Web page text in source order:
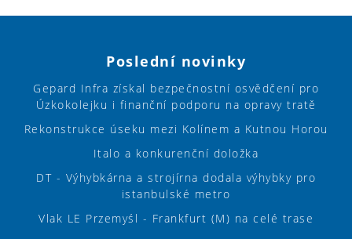
Poslední novinky
Gepard Infra získal bezpečnostní osvědčení pro
Úzkokolejku i finanční podporu na opravy tratě
Rekonstrukce úseku mezi Kolínem a Kutnou Horou
Italo a konkurenční doložka
DT - Výhybkárna a strojírna dodala výhybky pro
istanbulské metro
Vlak LE Przemyśl - Frankfurt (M) na celé trase